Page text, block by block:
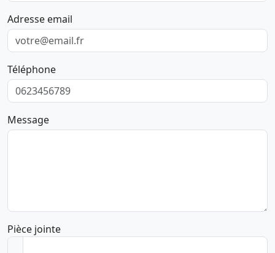
Adresse email
Téléphone
Message
Pièce jointe